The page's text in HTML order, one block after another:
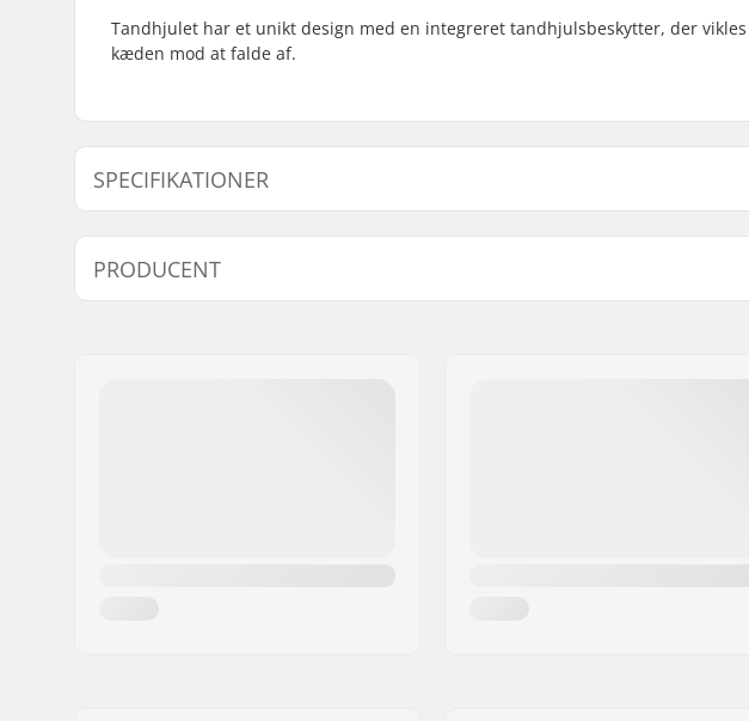
Tandhjulet har et unikt design med en integreret tandhjulsbeskytter, der
kæden mod at falde af.
SPECIFIKATIONER
Antal tænder:
25T
Tandhjuls montering:
PRODUCENT